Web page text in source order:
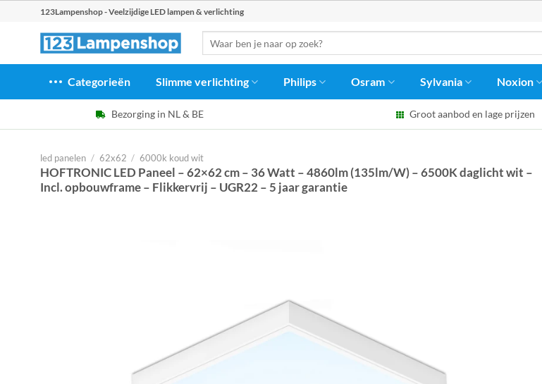
123Lampenshop - Veelzijdige LED lampen & verlichting
naar:
Categorieën Slimme verlichting Philips Osram Sylvania Noxion
Bezorging in NL & BE Groot aanbod en lage prijzen
led panelen / 62x62 / 6000k koud wit
HOFTRONIC LED Paneel – 62×62 cm – 36 Watt – 4860lm (135lm/W) – 6500K daglicht wit –
Incl. opbouwframe – Flikkervrij – UGR22 – 5 jaar garantie